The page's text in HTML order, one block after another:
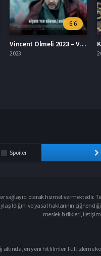
6.5
Kurye El correo 2023 – Kurye 1080p Turkce Dublaj izle
2023
Spoiler
sağlayıcı olarak hizmet vermektedir.
ve yasal haklarının
meslek birlikleri,
altında, en yeni hit filmleri Full izleme